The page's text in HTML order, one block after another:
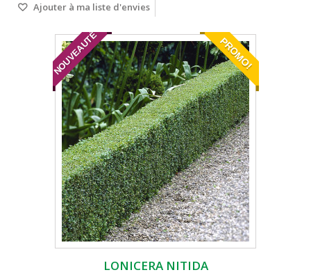
Ajouter à ma liste d'envies
NOUVEAUTÉ PROMO!
LONICERA NITIDA